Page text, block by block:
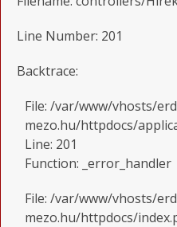
Line Number: 201
Backtrace:
File: /var/www/vhosts/
mezo.hu/httpdocs/
Line: 201
Function: _error_handler
File: /var/www/vhosts/
mezo.hu/httpdocs/